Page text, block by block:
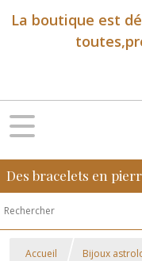
La boutique est
Accueil Bijoux